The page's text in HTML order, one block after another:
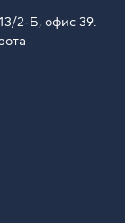
2-Б, офис 39.